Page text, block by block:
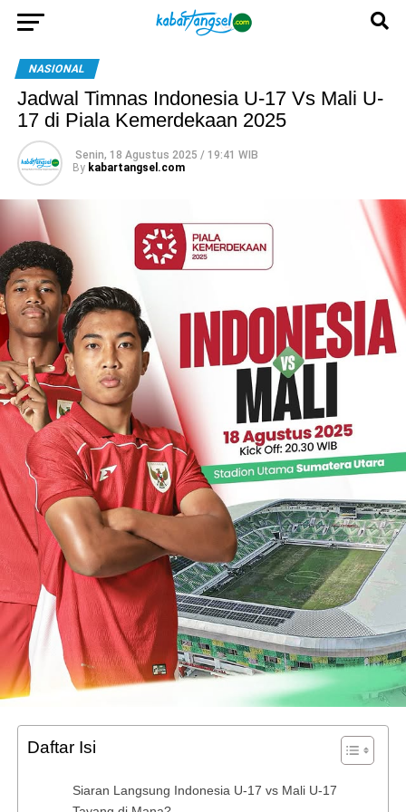
NASIONAL
Jadwal Timnas Indonesia U-17 Vs Mali U-
17 di Piala Kemerdekaan 2025
Senin, 18 Agustus 2025 / 19:41 WIB
By kabartangsel.com
Daftar Isi
Siaran Langsung Indonesia U-17 vs Mali U-17